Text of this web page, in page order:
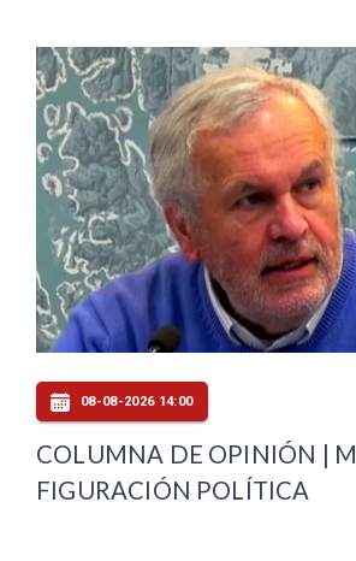
08-08-2026 14:00
COLUMNA DE OPINIÓN |
FIGURACIÓN POLÍTICA